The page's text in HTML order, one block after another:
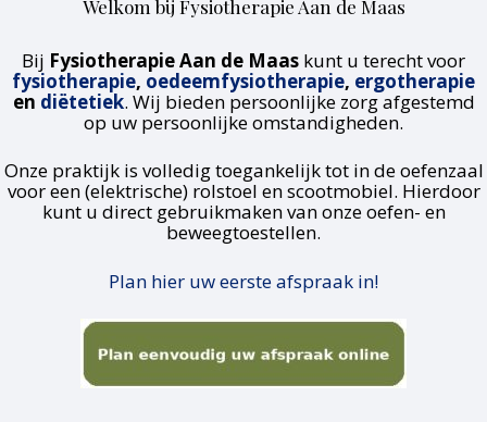
Welkom bij Fysiotherapie Aan de Maas
Bij Fysiotherapie Aan de Maas kunt u terecht voor
fysiotherapie, oedeemfysiotherapie, ergotherapie
en diëtetiek. Wij bieden persoonlijke zorg afgestemd
op uw persoonlijke omstandigheden.
Onze praktijk is volledig toegankelijk tot in de oefenzaal
voor een (elektrische) rolstoel en scootmobiel. Hierdoor
kunt u direct gebruikmaken van onze oefen- en
beweegtoestellen.
Plan hier uw eerste afspraak in!